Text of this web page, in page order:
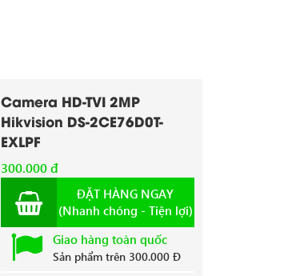
Camera HD-TVI 2MP
Hikvision DS-2CE76D0T-
EXLPF
300.000 đ
ĐẶT HÀNG NGAY
(Nhanh chóng - Tiện lợi)
Giao hàng toàn quốc
Sản phẩm trên 300.000 Đ